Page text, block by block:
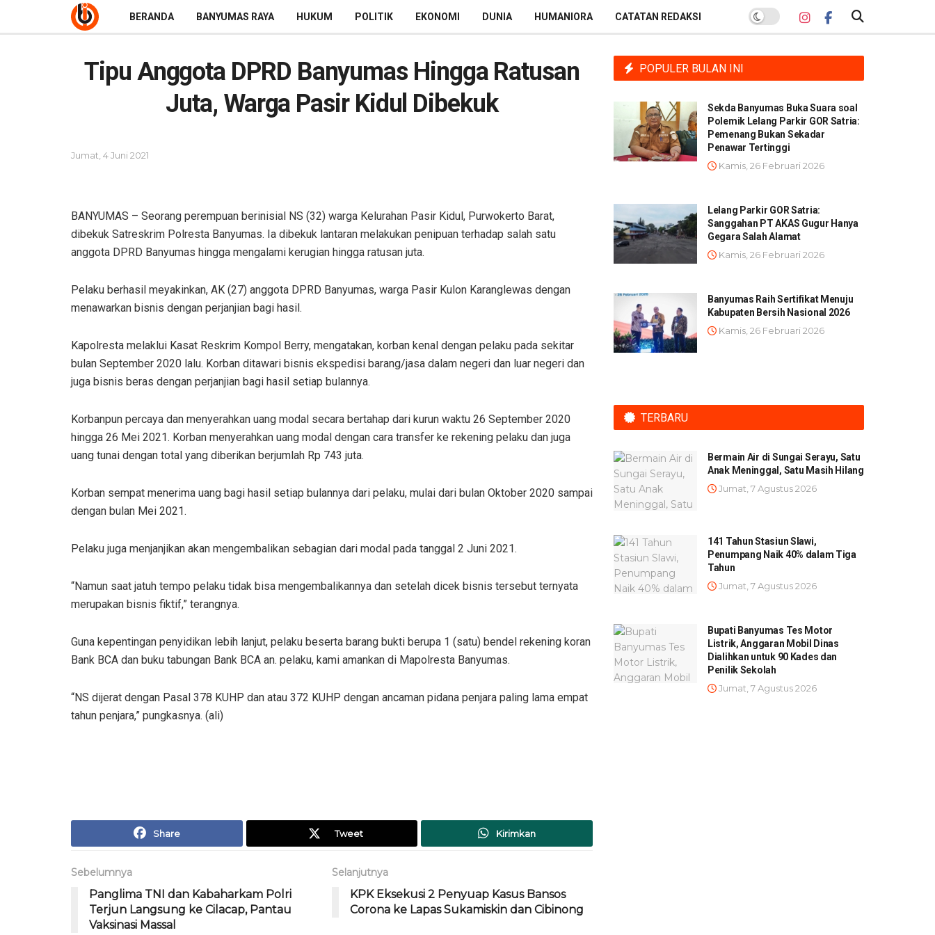
BERANDA BANYUMAS RAYA HUKUM POLITIK EKONOMI DUNIA HUMANIORA CATATAN REDAKSI
Tipu Anggota DPRD Banyumas Hingga Ratusan
Juta, Warga Pasir Kidul Dibekuk
Jumat, 4 Juni 2021
BANYUMAS – Seorang perempuan berinisial NS (32) warga Kelurahan Pasir Kidul, Purwokerto Barat,
dibekuk Satreskrim Polresta Banyumas. Ia dibekuk lantaran melakukan penipuan terhadap salah satu
anggota DPRD Banyumas hingga mengalami kerugian hingga ratusan juta.
Pelaku berhasil meyakinkan, AK (27) anggota DPRD Banyumas, warga Pasir Kulon Karanglewas dengan
menawarkan bisnis dengan perjanjian bagi hasil.
Kapolresta melaklui Kasat Reskrim Kompol Berry, mengatakan, korban kenal dengan pelaku pada sekitar
bulan September 2020 lalu. Korban ditawari bisnis ekspedisi barang/jasa dalam negeri dan luar negeri dan
juga bisnis beras dengan perjanjian bagi hasil setiap bulannya.
Korbanpun percaya dan menyerahkan uang modal secara bertahap dari kurun waktu 26 September 2020
hingga 26 Mei 2021. Korban menyerahkan uang modal dengan cara transfer ke rekening pelaku dan juga
uang tunai dengan total yang diberikan berjumlah Rp 743 juta.
Korban sempat menerima uang bagi hasil setiap bulannya dari pelaku, mulai dari bulan Oktober 2020 sampai
dengan bulan Mei 2021.
Pelaku juga menjanjikan akan mengembalikan sebagian dari modal pada tanggal 2 Juni 2021.
“Namun saat jatuh tempo pelaku tidak bisa mengembalikannya dan setelah dicek bisnis tersebut ternyata
merupakan bisnis fiktif,” terangnya.
Guna kepentingan penyidikan lebih lanjut, pelaku beserta barang bukti berupa 1 (satu) bendel rekening koran
Bank BCA dan buku tabungan Bank BCA an. pelaku, kami amankan di Mapolresta Banyumas.
“NS dijerat dengan Pasal 378 KUHP dan atau 372 KUHP dengan ancaman pidana penjara paling lama empat
tahun penjara,” pungkasnya. (ali)
Share Tweet Kirimkan
Sebelumnya
Panglima TNI dan Kabaharkam Polri
Terjun Langsung ke Cilacap, Pantau
Vaksinasi Massal
Selanjutnya
KPK Eksekusi 2 Penyuap Kasus Bansos
Corona ke Lapas Sukamiskin dan Cibinong
POPULER BULAN INI
Sekda Banyumas Buka Suara soal
Polemik Lelang Parkir GOR Satria:
Pemenang Bukan Sekadar
Penawar Tertinggi
Kamis, 26 Februari 2026
Lelang Parkir GOR Satria:
Sanggahan PT AKAS Gugur Hanya
Gegara Salah Alamat
Kamis, 26 Februari 2026
Banyumas Raih Sertifikat Menuju
Kabupaten Bersih Nasional 2026
Kamis, 26 Februari 2026
TERBARU
Bermain Air di Sungai Serayu, Satu
Anak Meninggal, Satu Masih Hilang
Jumat, 7 Agustus 2026
141 Tahun Stasiun Slawi,
Penumpang Naik 40% dalam Tiga
Tahun
Jumat, 7 Agustus 2026
Bupati Banyumas Tes Motor
Listrik, Anggaran Mobil Dinas
Dialihkan untuk 90 Kades dan
Penilik Sekolah
Jumat, 7 Agustus 2026